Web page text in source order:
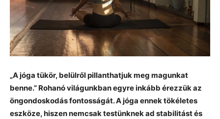
„A jóga tükör, belülről pillanthatjuk meg magunkat
benne.” Rohanó világunkban egyre inkább érezzük az
öngondoskodás fontosságát. A jóga ennek tökéletes
eszköze, hiszen nemcsak testünknek ad stabilitást és